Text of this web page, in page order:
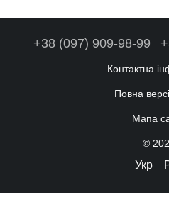
+38 (097) 909-98-99
Контактна
Повна
Мапа
©
Укр